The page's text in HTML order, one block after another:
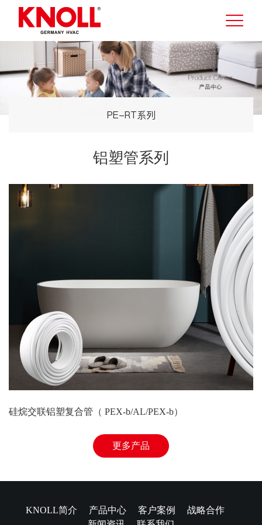
PE-RT系列
铝塑管系列
硅烷交联铝塑复合管（ PEX-b/AL/PEX-b）
更多产品
KNOLL简介 产品中心 客户案例
战略合作